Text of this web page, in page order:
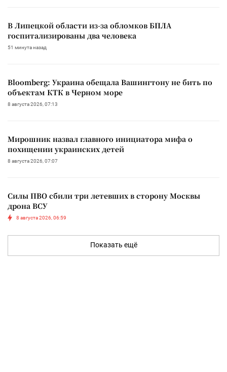
В Липецкой области из-за обломков БПЛА
госпитализированы два человека
51 минута назад
Bloomberg: Украина обещала Вашингтону не бить по
объектам КТК в Черном море
8 августа 2026, 07:13
Мирошник назвал главного инициатора мифа о
похищении украинских детей
8 августа 2026, 07:07
Силы ПВО сбили три летевших в сторону Москвы
дрона ВСУ
8 августа 2026, 06:59
Показать ещё